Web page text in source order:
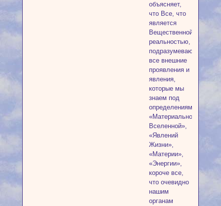
объясняет,
что Все, что
является
Вещественной
реальностью,
подразумевающей
все внешние
проявления и
явления,
которые мы
знаем под
определениями
«Материальной
Вселенной»,
«Явлений
Жизни»,
«Материи»,
«Энергии»,
короче все,
что очевидно
нашим
органам